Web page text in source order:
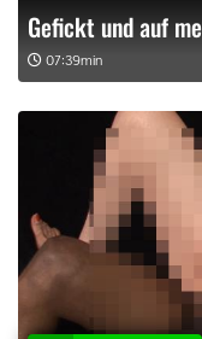
Gefickt und auf
07:39min